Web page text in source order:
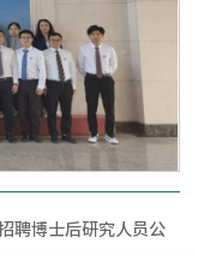
聘博士后研究人员公